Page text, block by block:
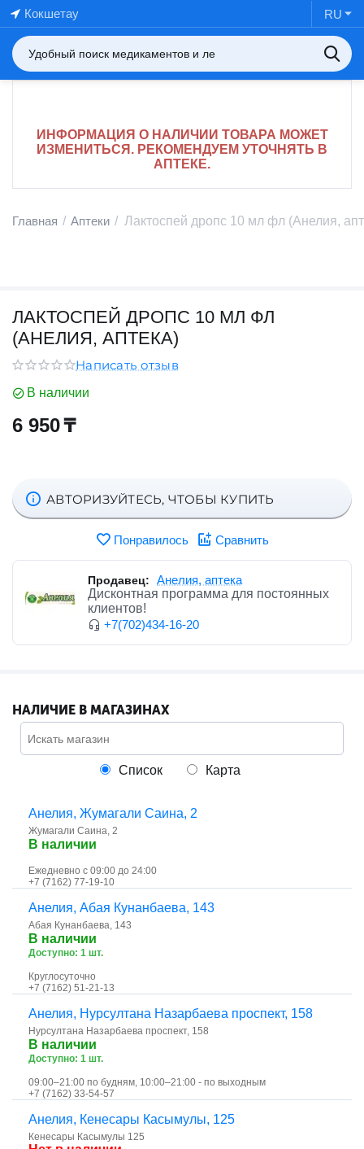
Кокшетау RU
ИНФОРМАЦИЯ О НАЛИЧИИ ТОВАРА МОЖЕТ
ИЗМЕНИТЬСЯ. РЕКОМЕНДУЕМ УТОЧНЯТЬ В
АПТЕКЕ.
Главная / Аптеки / Лактоспей дропс 10 мл фл (Анелия,
ЛАКТОСПЕЙ ДРОПС 10 МЛ ФЛ
(АНЕЛИЯ, АПТЕКА)
Написать отзыв
В наличии
6 950₸
АВТОРИЗУЙТЕСЬ, ЧТОБЫ КУПИТЬ
Понравилось Сравнить
Продавец:
Анелия, аптека
Дисконтная программа для постоянных
клиентов!
+7(702)434-16-20
НАЛИЧИЕ В МАГАЗИНАХ
Список Карта
Анелия, ​Жумагали Саина, 2
​Жумагали Саина, 2
В наличии
Ежедневно с 09:00 до 24:00
+7 (7162) 77-19-10
Анелия, ​Абая Кунанбаева, 143
​Абая Кунанбаева, 143
В наличии
Доступно: 1 шт.
Круглосуточно
+7 (7162) 51-21-13
Анелия, ​Нурсултана Назарбаева проспект, 158
​Нурсултана Назарбаева проспект, 158
В наличии
Доступно: 1 шт.
09:00–21:00 по будням, 10:00–21:00 - по выходным
+7 (7162) 33-54-57
Анелия, ​Кенесары Касымулы, 125
Кенесары Касымулы 125